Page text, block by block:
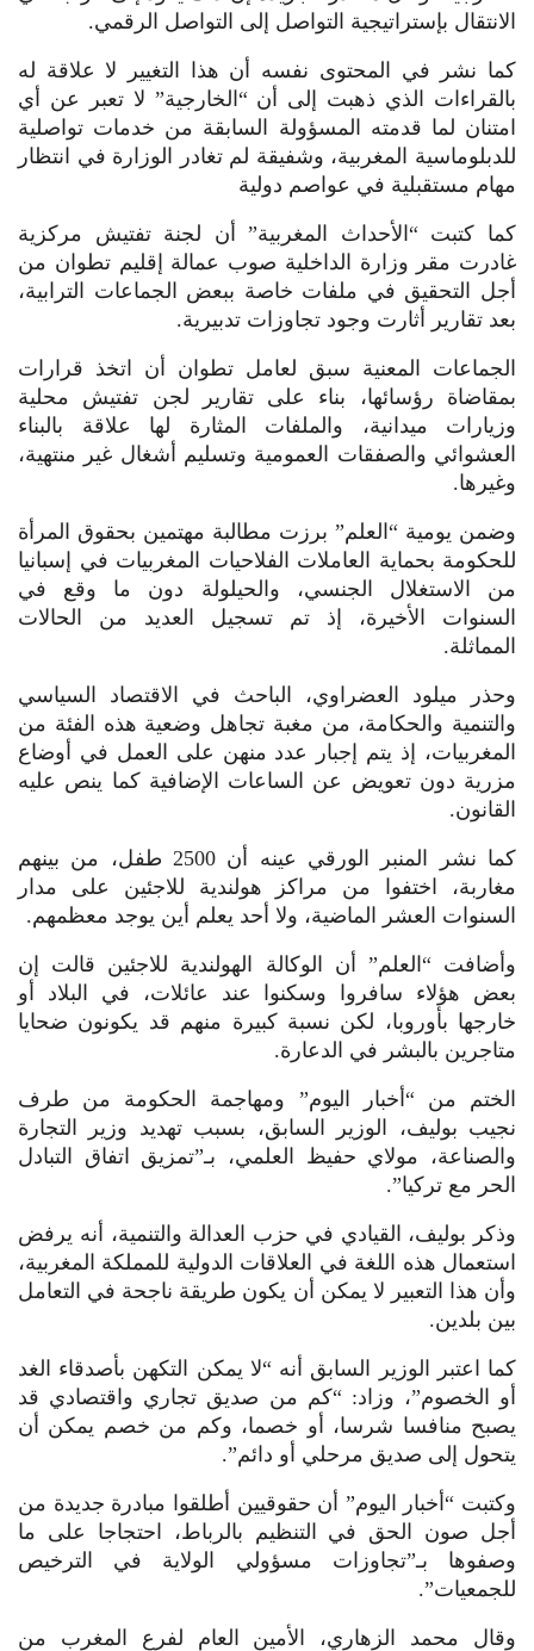
الانتقال بإستراتيجية التواصل إلى التواصل الرقمي.
كما نشر في المحتوى نفسه أن هذا التغيير لا علاقة له
بالقراءات الذي ذهبت إلى أن “الخارجية” لا تعبر عن أي
امتنان لما قدمته المسؤولة السابقة من خدمات تواصلية
للدبلوماسية المغربية، وشفيقة لم تغادر الوزارة في انتظار
مهام مستقبلية في عواصم دولية
كما كتبت “الأحداث المغربية” أن لجنة تفتيش مركزية
غادرت مقر وزارة الداخلية صوب عمالة إقليم تطوان من
أجل التحقيق في ملفات خاصة ببعض الجماعات الترابية،
بعد تقارير أثارت وجود تجاوزات تدبيرية.
الجماعات المعنية سبق لعامل تطوان أن اتخذ قرارات
بمقاضاة رؤسائها، بناء على تقارير لجن تفتيش محلية
وزيارات ميدانية، والملفات المثارة لها علاقة بالبناء
العشوائي والصفقات العمومية وتسليم أشغال غير منتهية،
وغيرها.
وضمن يومية “العلم” برزت مطالبة مهتمين بحقوق المرأة
للحكومة بحماية العاملات الفلاحيات المغربيات في إسبانيا
من الاستغلال الجنسي، والحيلولة دون ما وقع في
السنوات الأخيرة، إذ تم تسجيل العديد من الحالات
المماثلة.
وحذر ميلود العضراوي، الباحث في الاقتصاد السياسي
والتنمية والحكامة، من مغبة تجاهل وضعية هذه الفئة من
المغربيات، إذ يتم إجبار عدد منهن على العمل في أوضاع
مزرية دون تعويض عن الساعات الإضافية كما ينص عليه
القانون.
كما نشر المنبر الورقي عينه أن 2500 طفل، من بينهم
مغاربة، اختفوا من مراكز هولندية للاجئين على مدار
السنوات العشر الماضية، ولا أحد يعلم أين يوجد معظمهم.
وأضافت “العلم” أن الوكالة الهولندية للاجئين قالت إن
بعض هؤلاء سافروا وسكنوا عند عائلات، في البلاد أو
خارجها بأوروبا، لكن نسبة كبيرة منهم قد يكونون ضحايا
متاجرين بالبشر في الدعارة.
الختم من “أخبار اليوم” ومهاجمة الحكومة من طرف
نجيب بوليف، الوزير السابق، بسبب تهديد وزير التجارة
والصناعة، مولاي حفيظ العلمي، بـ”تمزيق اتفاق التبادل
الحر مع تركيا”.
وذكر بوليف، القيادي في حزب العدالة والتنمية، أنه يرفض
استعمال هذه اللغة في العلاقات الدولية للمملكة المغربية،
وأن هذا التعبير لا يمكن أن يكون طريقة ناجحة في التعامل
بين بلدين.
كما اعتبر الوزير السابق أنه “لا يمكن التكهن بأصدقاء الغد
أو الخصوم”، وزاد: “كم من صديق تجاري واقتصادي قد
يصبح منافسا شرسا، أو خصما، وكم من خصم يمكن أن
يتحول إلى صديق مرحلي أو دائم”.
وكتبت “أخبار اليوم” أن حقوقيين أطلقوا مبادرة جديدة من
أجل صون الحق في التنظيم بالرباط، احتجاجا على ما
وصفوها بـ”تجاوزات مسؤولي الولاية في الترخيص
للجمعيات”.
وقال محمد الزهاري، الأمين العام لفرع المغرب من